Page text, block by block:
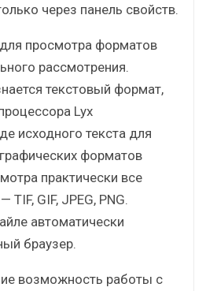
через панель свойств.
просмотра форматов
рассмотрения.
текстовый формат,
Lyx
исходного текста для
форматов
практически все
GIF, JPEG, PNG.
автоматически
браузер.
возможность работы с